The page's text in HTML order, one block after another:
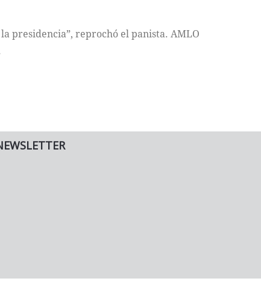
presidencia”, reprochó el panista. AMLO